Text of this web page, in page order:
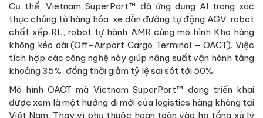
Cụ thể, Vietnam SuperPort™ đã ứng dụng AI trong xác
thực chứng từ hàng hóa, xe dẫn đường tự động AGV, robot
chất xếp RL, robot tự hành AMR cùng mô hình Kho hàng
không kéo dài (Off-Airport Cargo Terminal – OACT). Việc
tích hợp các công nghệ này giúp năng suất vận hành tăng
khoảng 35%, đồng thời giảm tỷ lệ sai sót tới 50%.
Mô hình OACT mà Vietnam SuperPort™ đang triển khai
được xem là một hướng đi mới của logistics hàng không tại
Việt Nam. Thay vì phụ thuộc hoàn toàn vào hạ tầng xử lý